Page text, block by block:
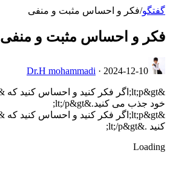
گفتگو/فکر و احساس مثبت و منفی
فکر و احساس مثبت و منفی
Dr.H mohammadi · 2024-12-10
خود جذب می کنید.&lt;/p&gt;
کنید .&lt;/p&gt;
Loading